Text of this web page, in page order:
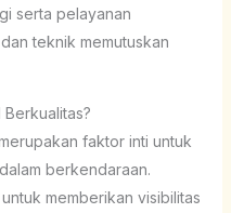
serta pelayanan
teknik memutuskan
faktor inti untuk
berkendaraan.
memberikan visibilitas